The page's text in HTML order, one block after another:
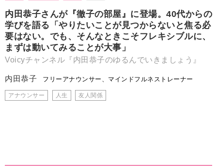
内田恭子さんが『徹子の部屋』に登場。40代からの
学びを語る「やりたいことが見つからないと焦る必
要はない。でも、そんなときこそフレキシブルに、
まずは動いてみることが大事」
Voicyチャンネル『内田恭子のゆるんでいきましょう』
内田恭子 フリーアナウンサー、マインドフルネストレーナー
アナウンサー 人生 友人関係